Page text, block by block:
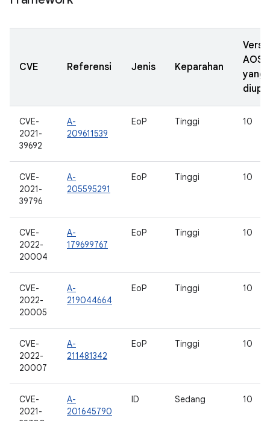
CVE Referensi Jenis Keparahan
Versi
AOSP
yang
CVE-
2021-
39692
A-
209611539
EoP Tinggi 10
CVE-
2021-
39796
A-
205595291
EoP Tinggi 10
CVE-
2022-
20004
A-
179699767
EoP Tinggi 10
CVE-
2022-
20005
A-
219044664
EoP Tinggi 10
CVE-
2022-
20007
A-
211481342
EoP Tinggi 10
CVE-
2021-
A-
201645790
ID Sedang 10